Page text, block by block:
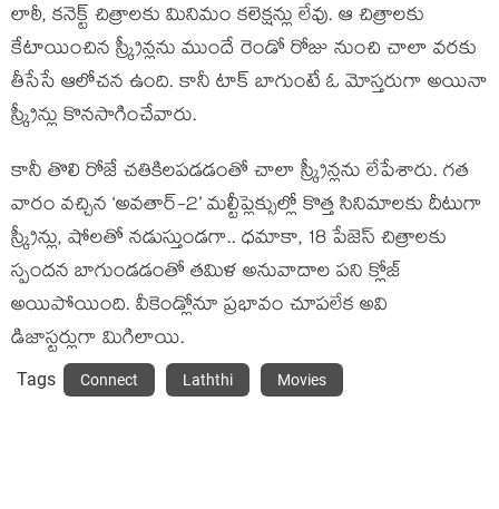
లాఠీ, కనెక్ట్ చిత్రాలకు మినిమం కలెక్షన్లు లేవు. ఆ చిత్రాలకు
కేటాయించిన స్క్రీన్లను ముందే రెండో రోజు నుంచి చాలా వరకు
తీసేసే ఆలోచన ఉంది. కానీ టాక్ బాగుంటే ఓ మోస్తరుగా అయినా
స్క్రీన్లు కొనసాగించేవారు.
కానీ తొలి రోజే చతికిలపడడంతో చాలా స్క్రీన్లను లేపేశారు. గత
వారం వచ్చిన ‘అవతార్-2’ మల్టీప్లెక్సుల్లో కొత్త సినిమాలకు దీటుగా
స్క్రీన్లు, షోలతో నడుస్తుండగా.. ధమాకా, 18 పేజెస్ చిత్రాలకు
స్పందన బాగుండడంతో తమిళ అనువాదాల పని క్లోజ్
అయిపోయింది. వీకెండ్లోనూ ప్రభావం చూపలేక అవి
డిజాస్టర్లుగా మిగిలాయి.
Tags Connect Laththi Movies